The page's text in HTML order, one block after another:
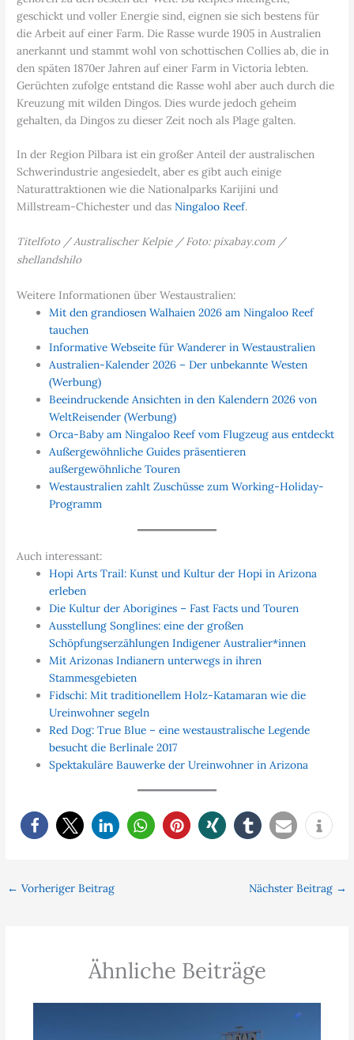
geschickt und voller Energie sind, eignen sie sich bestens für
die Arbeit auf einer Farm. Die Rasse wurde 1905 in Australien
anerkannt und stammt wohl von schottischen Collies ab, die in
den späten 1870er Jahren auf einer Farm in Victoria lebten.
Gerüchten zufolge entstand die Rasse wohl aber auch durch die
Kreuzung mit wilden Dingos. Dies wurde jedoch geheim
gehalten, da Dingos zu dieser Zeit noch als Plage galten.
In der Region Pilbara ist ein großer Anteil der australischen
Schwerindustrie angesiedelt, aber es gibt auch einige
Naturattraktionen wie die Nationalparks Karijini und
Millstream-Chichester und dasNingaloo Reef.
Titelfoto / Australischer Kelpie / Foto: pixabay.com /
shellandshilo
Weitere Informationen über Westaustralien:
Mit den grandiosen Walhaien 2026 am Ningaloo Reef
tauchen
Informative Webseite für Wanderer in Westaustralien
Australien-Kalender 2026 – Der unbekannte Westen
(Werbung)
Beeindruckende Ansichten in den Kalendern 2026 von
WeltReisender (Werbung)
Orca-Baby am Ningaloo Reef vom Flugzeug aus entdeckt
Außergewöhnliche Guides präsentieren
außergewöhnliche Touren
Westaustralien zahlt Zuschüsse zum Working-Holiday-
Programm
Auch interessant:
Hopi Arts Trail: Kunst und Kultur der Hopi in Arizona
erleben
Die Kultur der Aborigines – Fast Facts und Touren
Ausstellung Songlines: eine der großen
Schöpfungserzählungen Indigener Australier*innen
Mit Arizonas Indianern unterwegs in ihren
Stammesgebieten
Fidschi: Mit traditionellem Holz-Katamaran wie die
Ureinwohner segeln
Red Dog: True Blue – eine westaustralische Legende
besucht die Berlinale 2017
Spektakuläre Bauwerke der Ureinwohner in Arizona
← Vorheriger Beitrag Nächster Beitrag →
Ähnliche Beiträge